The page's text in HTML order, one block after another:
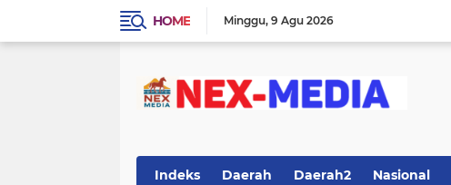
HOME Minggu 9 Agu 2026
Indeks Daerah Daerah2 Nasional